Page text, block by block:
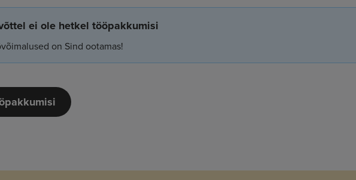
ei ole hetkel tööpakkumisi
on Sind ootamas!